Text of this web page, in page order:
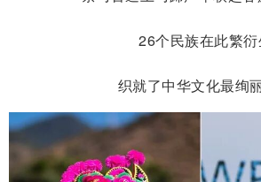
26个民族在此繁衍
织就了中华文化最绚